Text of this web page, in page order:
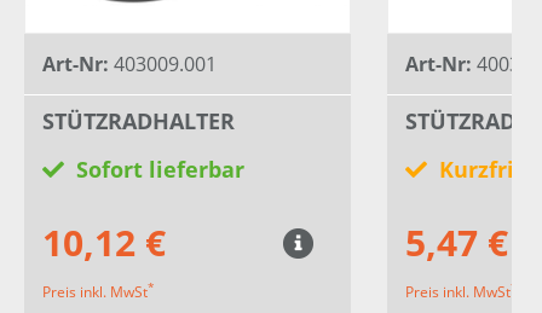
Art-Nr: 403009.001
STÜTZRADHALTER
Sofort lieferbar
10,12 €
Preis inkl. MwSt*
Art-Nr:
5,47 €
Preis inkl. MwSt*